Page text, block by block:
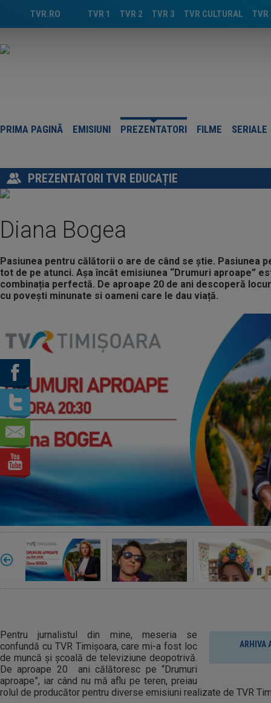
TVR
TVR CULTURAL
TVR 3
TVR 2
TVR 1
TVR.RO
PRIMA PAGINĂ EMISIUNI PREZENTATORI FILME SERIALE
PREZENTATORI TVR EDUCAȚIE
Diana Bogea
Pasiunea pentru călătorii o are de când se știe. Pasiunea
tot de pe atunci. Așa încât emisiunea “Drumuri aproape”
combinația perfectă. De aproape 20 de ani descoperă
cu povești minunate si oameni care le dau viață.
ARHIVA
Pentru jurnalistul din mine, meseria se
confundă cu TVR Timişoara, care mi-a fost loc
de muncă şi şcoală de televiziune deopotrivă.
De aproape 20 ani călătoresc pe “Drumuri
aproape”, iar când nu mă aflu pe teren, preiau
rolul de producător pentru diverse emisiuni realizate de TVR